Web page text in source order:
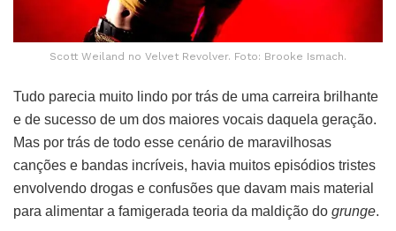
Scott Weiland no Velvet Revolver. Foto: Brooke Ismach.
Tudo parecia muito lindo por trás de uma carreira brilhante
e de sucesso de um dos maiores vocais daquela geração.
Mas por trás de todo esse cenário de maravilhosas
canções e bandas incríveis, havia muitos episódios tristes
envolvendo drogas e confusões que davam mais material
para alimentar a famigerada teoria da maldição do grunge.